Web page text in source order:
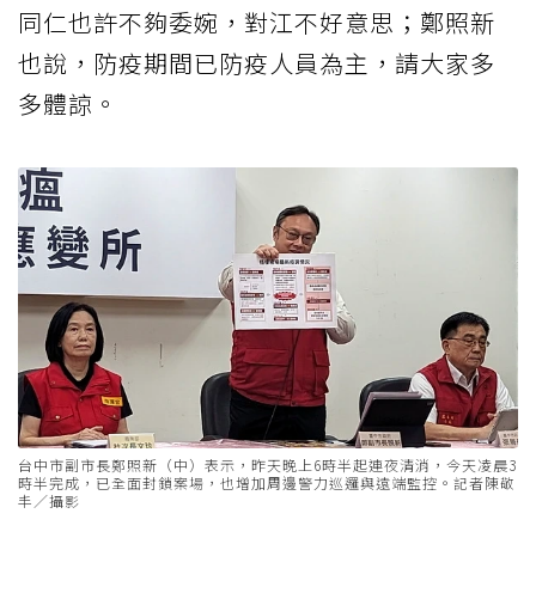
同仁也許不夠委婉，對江不好意思；鄭照新
也說，防疫期間已防疫人員為主，請大家多
多體諒。
台中市副市長鄭照新（中）表示，昨天晚上6時半起連夜清消，今天凌晨3
時半完成，已全面封鎖案場，也增加周邊警力巡邏與遠端監控。記者陳敬
丰／攝影